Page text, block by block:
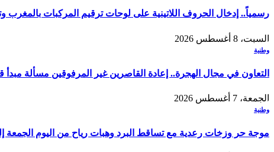
رسمياً.. إدخال الحروف اللاتينية على لوحات ترقيم المركبات بالمغرب
السبت، 8 أغسطس 2026
وطنية
التعاون في مجال الهجرة.. إعادة القاصرين غير المرفوقين مسألة مبدأ
الجمعة، 7 أغسطس 2026
وطنية
موجة حر وزخات رعدية مع تساقط البرد وهبات رياح من اليوم الجمعة